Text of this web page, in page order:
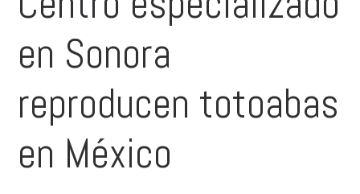
en Sonora
reproducen totoabas
en México